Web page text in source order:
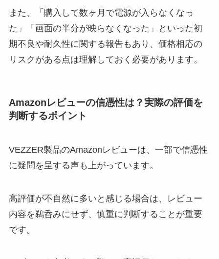
また、「購入して数ヶ月で電源が入らなくなっ
た」「画面の半分が映らなくなった」といった初
期不良や耐久性に関する報告もあり、価格相応の
リスクがある点は理解しておく必要があります。
Amazonレビューの信憑性は？実際の評価を
判断するポイント
VEZZER製品のAmazonレビューは、一部で信憑性
に疑問を呈する声も上がっています。
高評価が不自然に多いと感じる場合は、レビュー
内容を鵜呑みにせず、慎重に判断することが重要
です。